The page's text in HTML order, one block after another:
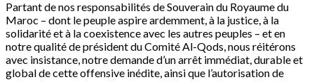
Partant de nos responsabilités de Souverain du Royaume du
Maroc – dont le peuple aspire ardemment, à la justice, à la
solidarité et à la coexistence avec les autres peuples – et en
notre qualité de président du Comité Al-Qods, nous réitérons
avec insistance, notre demande d’un arrêt immédiat, durable et
global de cette offensive inédite, ainsi que l’autorisation de